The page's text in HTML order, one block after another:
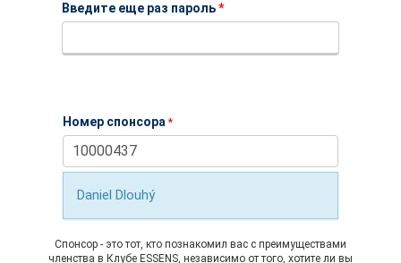
Введите еще раз пароль*
Номер спонсора *
Daniel Dlouhý
Спонсор - это тот, кто познакомил вас с преимуществами
членства в Клубе ESSENS, независимо от того, хотите ли вы